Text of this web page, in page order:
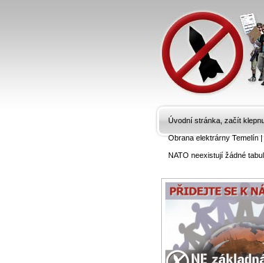
Úvodní stránka, začít
Obrana elektrárny Temelín|
NATO neexistují žádné